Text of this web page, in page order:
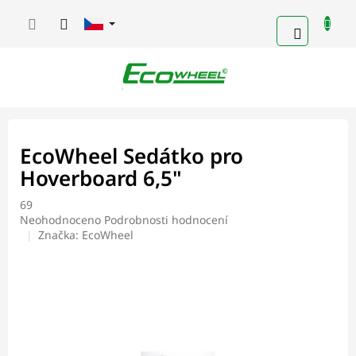
KOŠÍK
EcoWheel Sedátko pro
Hoverboard 6,5"
69
Průměrné
hodnocení
Neohodnoceno Podrobnosti hodnocení
Značka: EcoWheel